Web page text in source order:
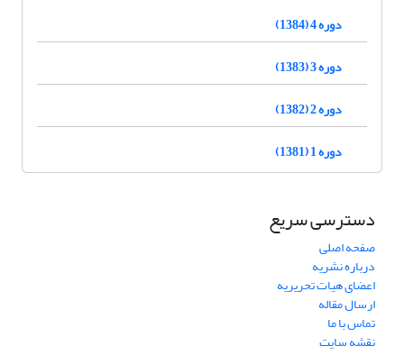
دوره 4 (1384)
دوره 3 (1383)
دوره 2 (1382)
دوره 1 (1381)
دسترسی سریع
صفحه اصلی
درباره نشریه
اعضای هیات تحریریه
ارسال مقاله
تماس با ما
نقشه سایت